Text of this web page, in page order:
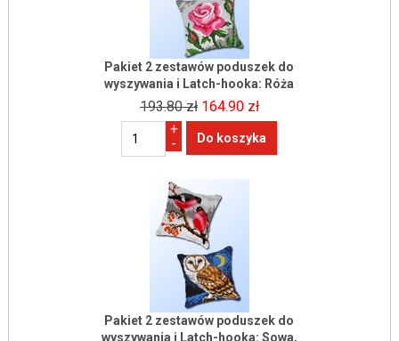
Pakiet 2 zestawów poduszek do
wyszywania i Latch-hooka: Róża
193.80 zł 164.90 zł
+
-
Pakiet 2 zestawów poduszek do
wyszywania i Latch-hooka: Sowa,